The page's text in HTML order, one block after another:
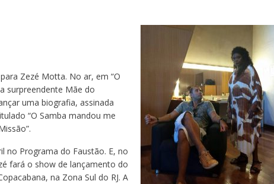
Zezé Motta. No ar, em “O
surpreendente Mãe do
uma biografia, assinada
“O Samba mandou me
no Programa do Faustão. E, no
fará o show de lançamento do
na Zona Sul do RJ. A